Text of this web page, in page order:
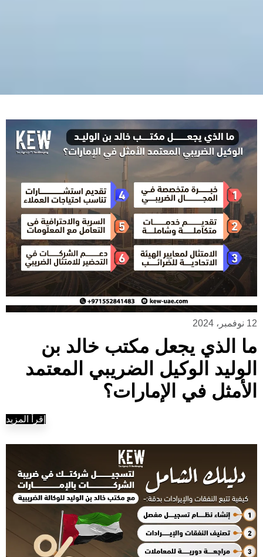
12 نوفمبر، 2024
ما الذي يجعل مكتب خالد بن
الوليد الوكيل الضريبي المعتمد
الأمثل في الإمارات؟
إقرأ المزيد